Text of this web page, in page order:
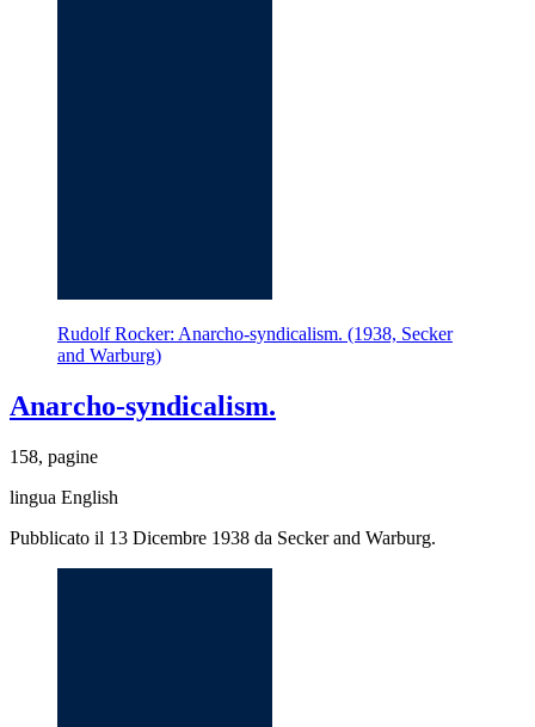
Rudolf Rocker: Anarcho-syndicalism. (1938, Secker
and Warburg)
Anarcho-syndicalism.
158, pagine
lingua English
Pubblicato il 13 Dicembre 1938 da Secker and Warburg.